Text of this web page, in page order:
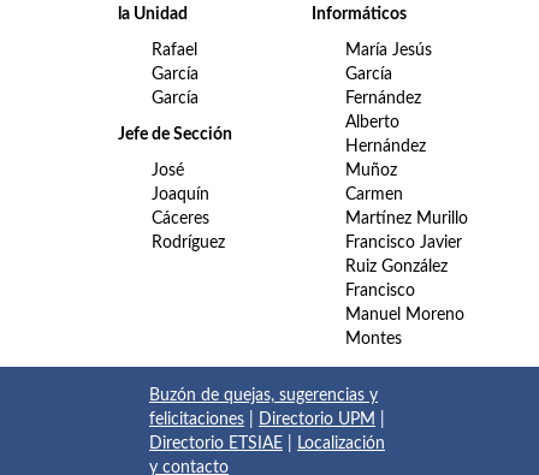
la Unidad
Rafael
García
García
Jefe de Sección
José
Joaquín
Cáceres
Rodríguez
Informáticos
María Jesús
García
Fernández
Alberto
Hernández
Muñoz
Carmen
Martínez Murillo
Francisco Javier
Ruiz González
Francisco
Manuel Moreno
Montes
Buzón de quejas, sugerencias y
felicitaciones
Directorio UPM
Directorio ETSIAE
Localización
y contacto